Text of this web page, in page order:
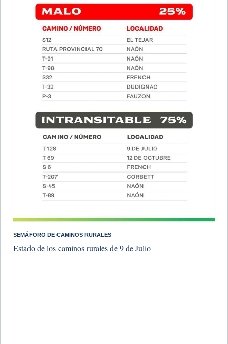
SEMÁFORO DE CAMINOS RURALES
Estado de los caminos rurales de 9 de Julio